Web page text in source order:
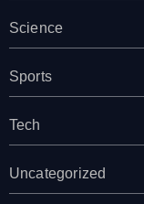
Science
Sports
Tech
Uncategorized